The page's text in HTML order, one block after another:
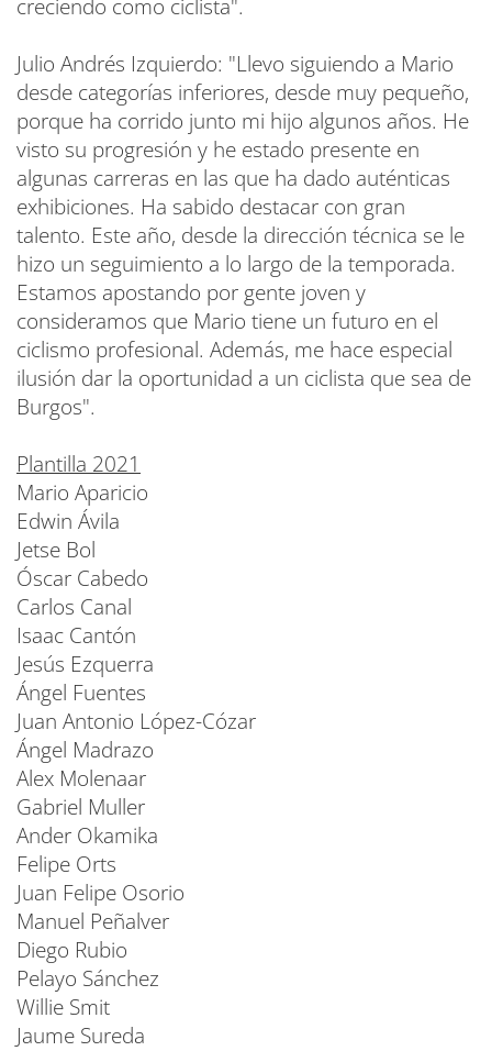
creciendo como ciclista".
Julio Andrés Izquierdo: "Llevo siguiendo a Mario
desde categorías inferiores, desde muy pequeño,
porque ha corrido junto mi hijo algunos años. He
visto su progresión y he estado presente en
algunas carreras en las que ha dado auténticas
exhibiciones. Ha sabido destacar con gran
talento. Este año, desde la dirección técnica se le
hizo un seguimiento a lo largo de la temporada.
Estamos apostando por gente joven y
consideramos que Mario tiene un futuro en el
ciclismo profesional. Además, me hace especial
ilusión dar la oportunidad a un ciclista que sea de
Burgos".
Plantilla 2021
Mario Aparicio
Edwin Ávila
Jetse Bol
Óscar Cabedo
Carlos Canal
Isaac Cantón
Jesús Ezquerra
Ángel Fuentes
Juan Antonio López-Cózar
Ángel Madrazo
Alex Molenaar
Gabriel Muller
Ander Okamika
Felipe Orts
Juan Felipe Osorio
Manuel Peñalver
Diego Rubio
Pelayo Sánchez
Willie Smit
Jaume Sureda